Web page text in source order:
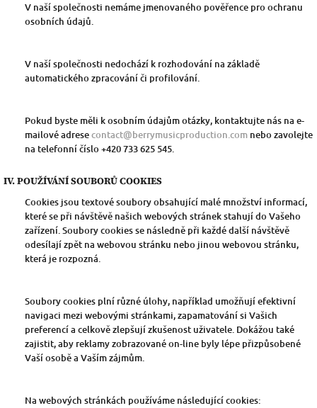
V naší společnosti nemáme jmenovaného pověřence pro ochranu
osobních údajů.
V naší společnosti nedochází k rozhodování na základě
automatického zpracování či profilování.
Pokud byste měli k osobním údajům otázky, kontaktujte nás na e-
mailové adresecontact@berrymusicproduction.com nebo zavolejte
na telefonní číslo +420 733 625 545.
IV. POUŽÍVÁNÍ SOUBORŮ COOKIES
Cookies jsou textové soubory obsahující malé množství informací,
které se při návštěvě našich webových stránek stahují do Vašeho
zařízení. Soubory cookies se následně při každé další návštěvě
odesílají zpět na webovou stránku nebo jinou webovou stránku,
která je rozpozná.
Soubory cookies plní různé úlohy, například umožňují efektivní
navigaci mezi webovými stránkami, zapamatování si Vašich
preferencí a celkově zlepšují zkušenost uživatele. Dokážou také
zajistit, aby reklamy zobrazované on-line byly lépe přizpůsobené
Vaší osobě a Vaším zájmům.
Na webových stránkách používáme následující cookies: